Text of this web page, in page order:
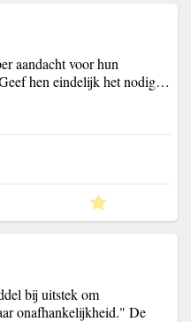
aandacht voor hun
hen eindelijk het nodig…
bij uitstek om
onafhankelijkheid." De